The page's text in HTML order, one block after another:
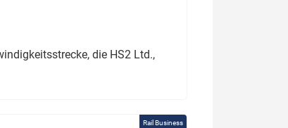
die HS2 Ltd.,
Rail Business